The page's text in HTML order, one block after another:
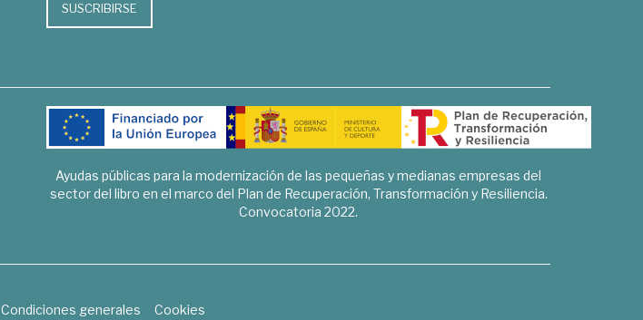
SUSCRIBIRSE
Ayudas públicas para la modernización de las pequeñas y medianas empresas del
sector del libro en el marco del Plan de Recuperación, Transformación y Resiliencia.
Convocatoria 2022.
Condiciones generales
Cookies